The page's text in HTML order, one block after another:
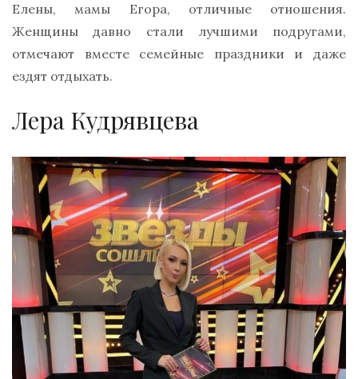
Елены, мамы Егора, отличные отношения.
Женщины давно стали лучшими подругами,
отмечают вместе семейные праздники и даже
ездят отдыхать.
Лера Кудрявцева